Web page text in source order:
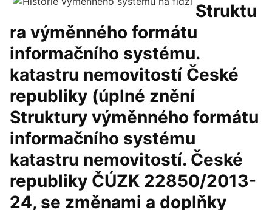
Struktu
ra výměnného formátu
informačního systému.
katastru nemovitostí České
republiky (úplné znění
Struktury výměnného formátu
informačního systému
katastru nemovitostí. České
republiky ČÚZK 22850/2013-
24, se změnami a doplňky